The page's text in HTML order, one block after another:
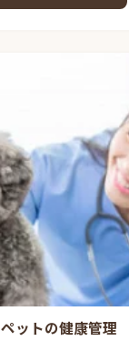
ペットの健康管理